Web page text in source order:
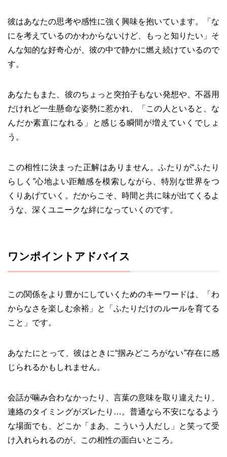
彼はあなたの思考や感性に強く興味を抱いています。「な
にを考えているのかわからないけど、もっと知りたい」そ
んな知的な好奇心が、彼の中で静かに燃え続けているので
す。
あなたもまた、彼のちょっと突拍子もない発想や、不器用
だけれど一生懸命な姿勢に惹かれ、「この人といると、な
んだか素直になれる」と感じる瞬間が増えていくでしょ
う。
この相性に決まった正解はありません。ふたりが“ふたり
らしく”心地よい距離感を模索しながら、特別な世界をつ
くりあげていく。だからこそ、時間と共に味が出てくるよ
うな、深くユニークな絆になっていくのです。
ワンポイントアドバイス
この関係をより豊かにしていくためのキーワードは、「わ
からなさを楽しむ余裕」と「ふたりだけのルールを育てる
こと」です。
あなたにとって、彼はときに“掴みどころがない”存在に感
じられるかもしれません。
会話が噛み合わなかったり、言葉の意味を取り違えたり、
連絡のタイミングがズレたり…。普通なら不安になるよう
な場面でも、どこか「まあ、こういう人だし」と笑って受
け入れられるのが、この相性の面白いところ。